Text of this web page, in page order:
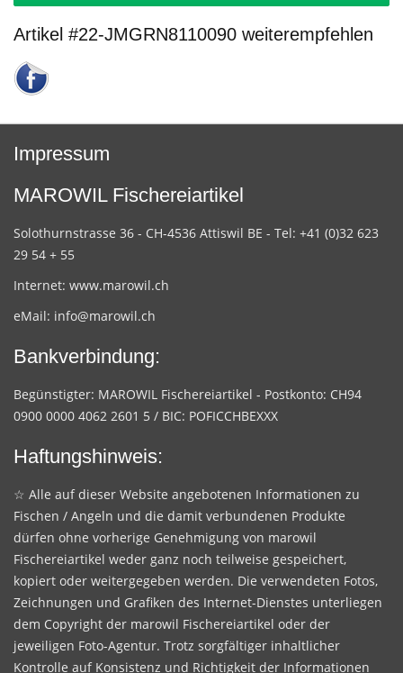
Artikel #22-JMGRN8110090 weiterempfehlen
Impressum
MAROWIL Fischereiartikel
Solothurnstrasse 36 - CH-4536 Attiswil BE - Tel: +41 (0)32 623
29 54 + 55
Internet: www.marowil.ch
eMail: info@marowil.ch
Bankverbindung:
Begünstigter: MAROWIL Fischereiartikel - Postkonto: CH94
0900 0000 4062 2601 5 / BIC: POFICCHBEXXX
Haftungshinweis:
☆ Alle auf dieser Website angebotenen Informationen zu
Fischen / Angeln und die damit verbundenen Produkte
dürfen ohne vorherige Genehmigung von marowil
Fischereiartikel weder ganz noch teilweise gespeichert,
kopiert oder weitergegeben werden. Die verwendeten Fotos,
Zeichnungen und Grafiken des Internet-Dienstes unterliegen
dem Copyright der marowil Fischereiartikel oder der
jeweiligen Foto-Agentur. Trotz sorgfältiger inhaltlicher
Kontrolle auf Konsistenz und Richtigkeit der Informationen